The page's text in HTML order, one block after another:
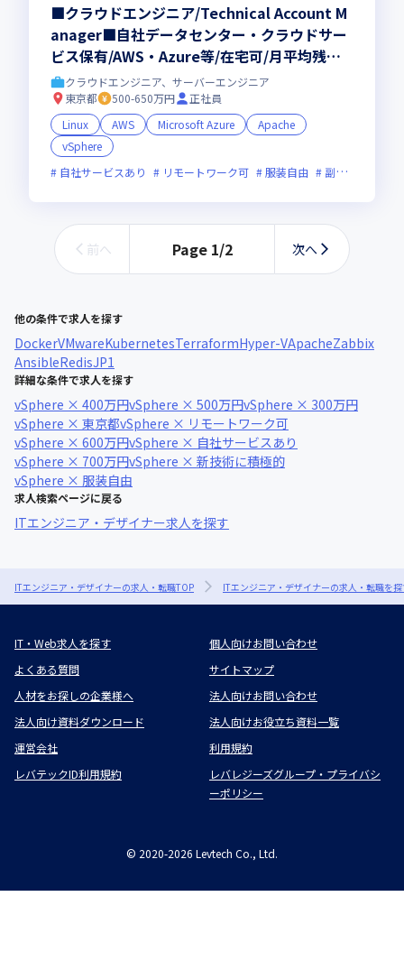
■クラウドエンジニア/Technical Account M
anager■自社データセンター・クラウドサー
ビス保有/AWS・Azure等/在宅可/月平均残業
約12h/年間休日123日
クラウドエンジニア、サーバーエンジニア
東京都
500-650万円
正社員
Linux
AWS Microsoft Azure
Apache
vSphere
自社サービスあり
リモートワーク可 服装自由 副業可
前へ Page 1/2 次へ
他の条件で求人を探す
DockerVMwareKubernetesTerraformHyper-VApacheZabbix
AnsibleRedisJP1
詳細な条件で求人を探す
vSphere × 400万円vSphere × 500万円vSphere × 300万円
vSphere × 東京都vSphere × リモートワーク可
vSphere × 600万円vSphere × 自社サービスあり
vSphere × 700万円vSphere × 新技術に積極的
vSphere × 服装自由
求人検索ページに戻る
ITエンジニア・デザイナー求人を探す
ITエンジニア・デザイナーの求人・転職TOP ITエンジニア・デザイナーの求人・転職を
IT・Web求人を探す
個人向けお問い合わせ
よくある質問
サイトマップ
人材をお探しの企業様へ
法人向けお問い合わせ
法人向け資料ダウンロード
法人向けお役立ち資料一覧
運営会社
利用規約
レバテックID利用規約
レバレジーズグループ・プライバシ
ーポリシー
© 2020-2026 Levtech Co., Ltd.